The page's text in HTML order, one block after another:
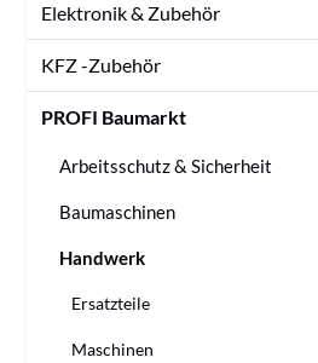
Elektronik & Zubehör
KFZ -Zubehör
PROFI Baumarkt
Arbeitsschutz & Sicherheit
Baumaschinen
Handwerk
Ersatzteile
Maschinen